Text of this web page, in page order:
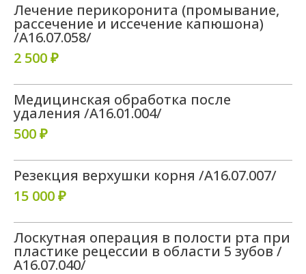
Лечение перикоронита (промывание,
рассечение и иссечение капюшона)
/A16.07.058/
2 500 ₽
Медицинская обработка после
удаления /A16.01.004/
500 ₽
Резекция верхушки корня /A16.07.007/
15 000 ₽
Лоскутная операция в полости рта при
пластике рецессии в области 5 зубов /
A16.07.040/